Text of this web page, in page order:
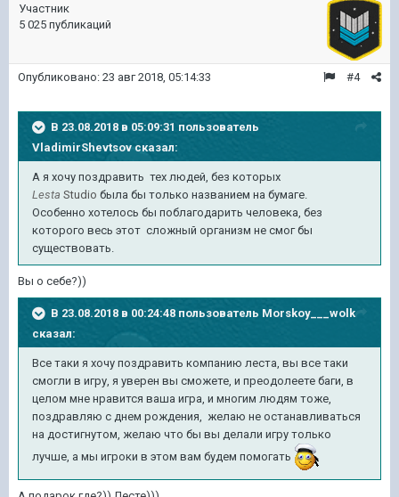
Участник
5 025 публикаций
#4
Опубликовано: 23 авг 2018, 05:14:33
В 23.08.2018 в 05:09:31 пользователь
VladimirShevtsovсказал:
А я хочу поздравить тех людей, без которых
Lesta Studio была бы только названием на бумаге.
Особенно хотелось бы поблагодарить человека, без
которого весь этот сложный организм не смог бы
существовать.
Вы о себе?))
В 23.08.2018 в 00:24:48 пользователь Morskoy___wolk
сказал:
Все таки я хочу поздравить компанию леста, вы все таки
смогли в игру, я уверен вы сможете, и преодолеете баги, в
целом мне нравится ваша игра, и многим людям тоже,
поздравляю с днем рождения, желаю не останавливаться
на достигнутом, желаю что бы вы делали игру только
лучше, а мы игроки в этом вам будем помогать